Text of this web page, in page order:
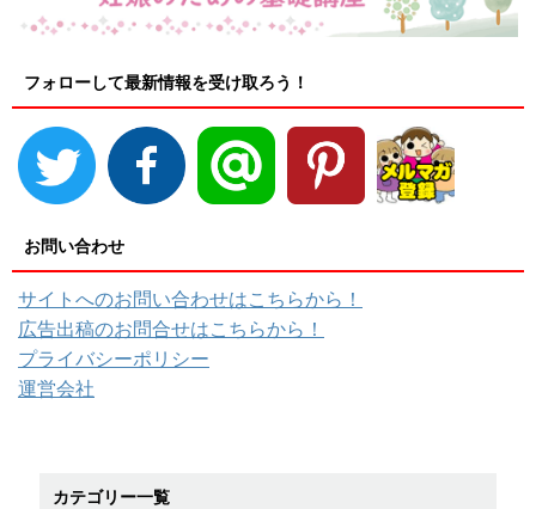
フォローして最新情報を受け取ろう！
お問い合わせ
サイトへのお問い合わせはこちらから！
広告出稿のお問合せはこちらから！
プライバシーポリシー
運営会社
カテゴリー一覧